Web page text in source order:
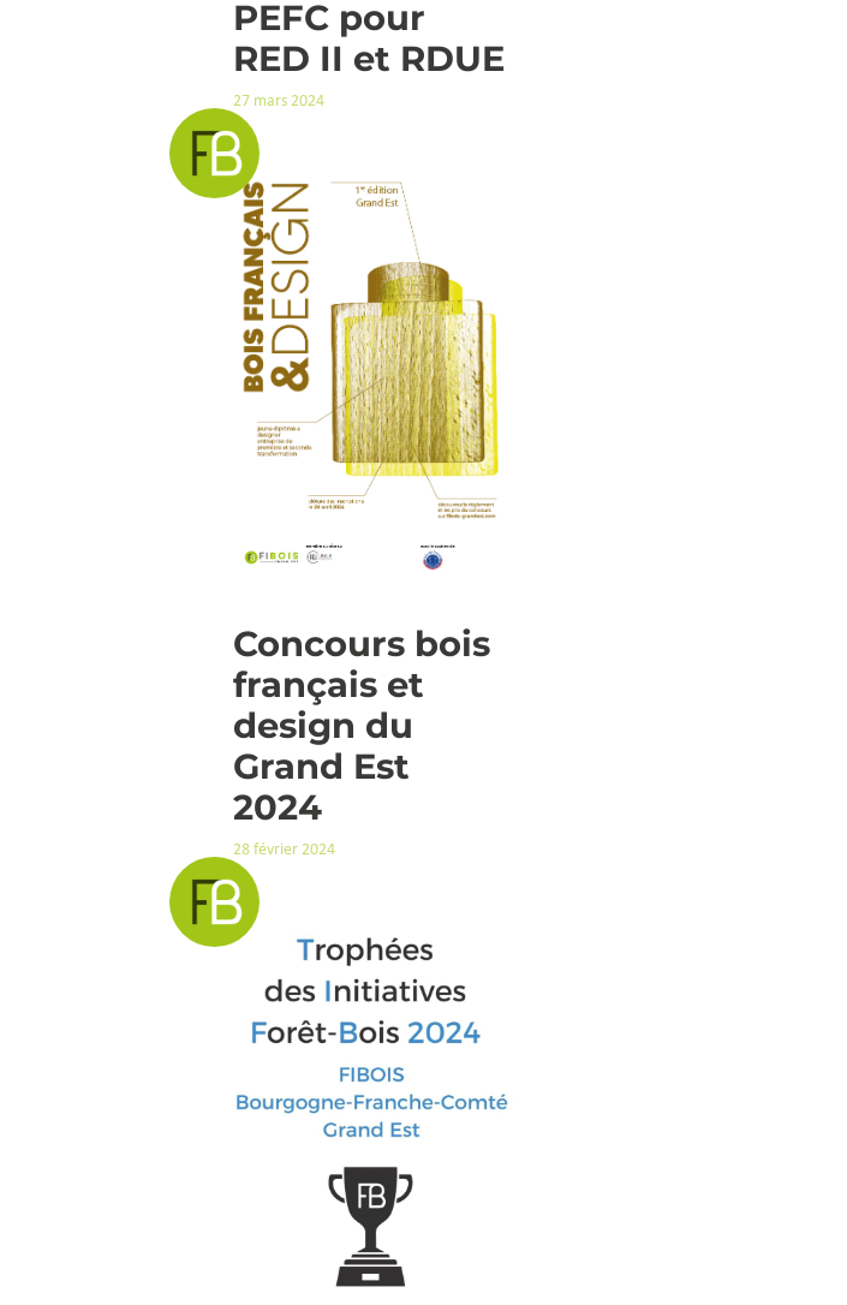
PEFC pour
RED II et RDUE
27 mars 2024
Concours bois
français et
design du
Grand Est
2024
28 février 2024